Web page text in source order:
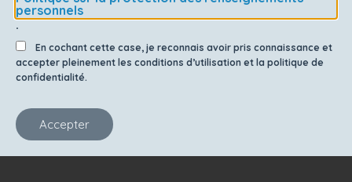
personnels
.
En cochant cette case, je reconnais avoir pris connaissance et
accepter pleinement les conditions d’utilisation et la politique de
confidentialité.
Accepter